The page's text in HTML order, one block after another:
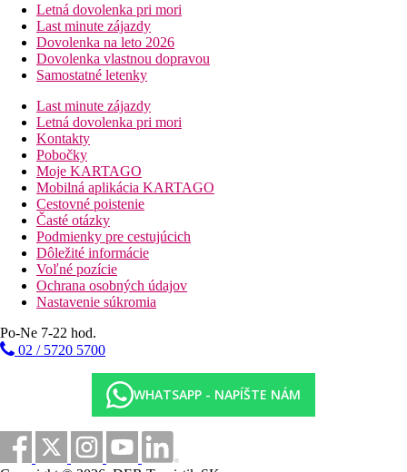
Letná dovolenka pri mori
Last minute zájazdy
Dovolenka na leto 2026
Dovolenka vlastnou dopravou
Samostatné letenky
Last minute zájazdy
Letná dovolenka pri mori
Kontakty
Pobočky
Moje KARTAGO
Mobilná aplikácia KARTAGO
Cestovné poistenie
Časté otázky
Podmienky pre cestujúcich
Dôležité informácie
Voľné pozície
Ochrana osobných údajov
Nastavenie súkromia
Po-Ne 7-22 hod.
02 / 5720 5700
WHATSAPP - NAPÍŠTE NÁM